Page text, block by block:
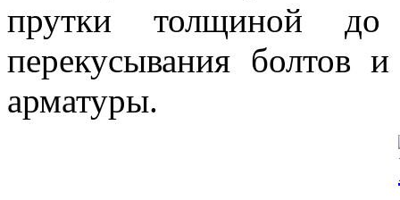
прутки толщиной
перекусывания болтов
арматуры.